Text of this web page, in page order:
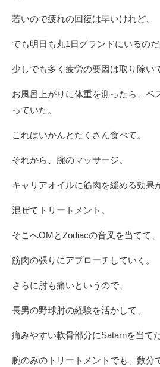
若いので疲れの回復は早いけれど、
でも明日も丸1日グランドにいるのだ
少しでも多く疲労の要因は取り除い
お風呂上がりに体重を測ったら、ベ
っていた。
これはいかんとたくさん食べて。
それから、腕のマッサージ。
キャリアオイルに筋肉を緩める効果
混ぜてトリートメント。
そこへOMとZodiacの音叉を当てて、
筋肉の張りにアプローチしていく。
さらに肘も痛いというので、
長男の野球肘の経験を活かして、
痛みやすい軟骨部分にSatarnを当てた
腕のみのトリートメントでも、数分